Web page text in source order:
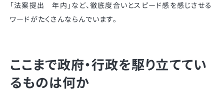
「法案提出 年内」など、徹底度合いとスピード感を感じさせる
ワードがたくさんならんでいます。
ここまで政府・行政を駆り立ててい
るものは何か